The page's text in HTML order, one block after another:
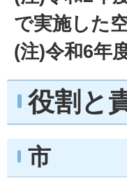
で実施した
(注)令和6年
役割と
市